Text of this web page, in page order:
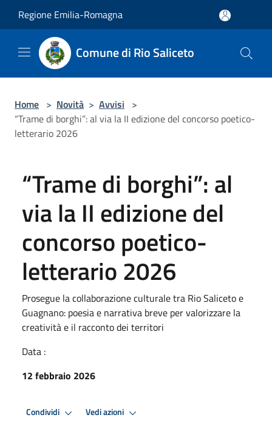
Regione Emilia-Romagna
Comune di Rio Saliceto
Home > Novità > Avvisi >
“Trame di borghi”: al via la II edizione del concorso poetico-
letterario 2026
“Trame di borghi”: al
via la II edizione del
concorso poetico-
letterario 2026
Prosegue la collaborazione culturale tra Rio Saliceto e
Guagnano: poesia e narrativa breve per valorizzare la
creatività e il racconto dei territori
Data :
12 febbraio 2026
Condividi Vedi azioni